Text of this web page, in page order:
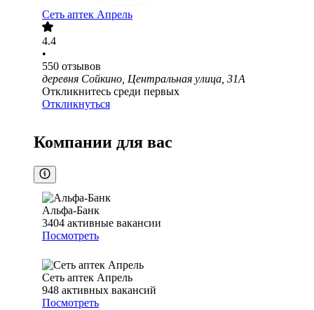
Сеть аптек Апрель
4.4
•
550 отзывов
деревня Сойкино, Центральная улица, 31А
Откликнитесь среди первых
Откликнуться
Компании для вас
Альфа-Банк
3404 активные вакансии
Посмотреть
Сеть аптек Апрель
948 активных вакансий
Посмотреть